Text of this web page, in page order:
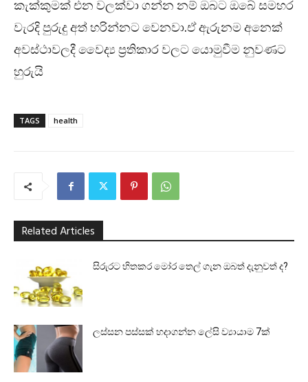
කැක්කුමක් එන වලක්වා ගන්න නම් ඔබට ඔබේ සමහර
වැරදි පුරුදු අත් හරින්නට වෙනවා.ඒ ඇරුනම අනෙක්
අවස්ථාවලදී වෛද්‍ය ප්‍රතිකාර වලට යොමුවීම නුවණට
හුරුයි
TAGS health
Related Articles
සිරුරට හිතකර මෝර තෙල් ගැන ඔබත් දැනුවත් ද?
ලස්සන පස්සක් හදාගන්න ලේසි ව්‍යායාම 7ක්